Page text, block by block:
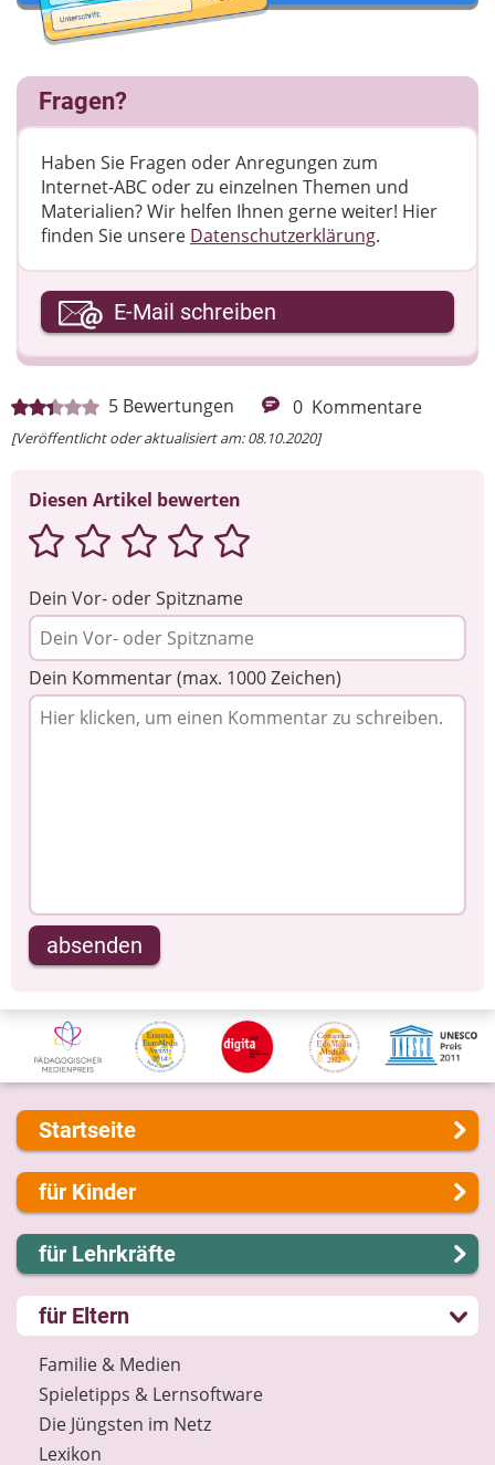
5 Bewertungen 0 Kommentare
[Veröffentlicht oder aktualisiert am: 08.10.2020]
Diesen Artikel bewerten
Dein Vor- oder Spitzname
Dein Kommentar (max. 1000 Zeichen)
absenden
Fragen?
Haben Sie Fragen oder Anregungen zum
Internet-ABC oder zu einzelnen Themen und
Materialien? Wir helfen Ihnen gerne weiter! ​Hier
finden Sie unsere Datenschutzerklärung.
Ihre E-Mail-Adresse
Ihre Nachricht
E-Mail schreiben
Startseite
Über uns
Presse
Kontakt
Impressum
Internet-ABC Sitemap
Barrierefreiheit
Länderprojekte
für Kinder
Lernen und Schule
Hobby und Freizeit
Spiel und Spaß
Mitreden und Mitmachen
Lexikon
Datenschutz
Newsletter
für Lehrkräfte
Lernmodule
Unterrichts­materialien
Internet-ABC-Schule
Praxishilfen
Aktuelles
Materialbestellung
für Eltern
Familie & Medien
Spieletipps & Lernsoftware
Die Jüngsten im Netz
Lexikon